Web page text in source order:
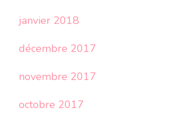
janvier 2018
décembre 2017
novembre 2017
octobre 2017